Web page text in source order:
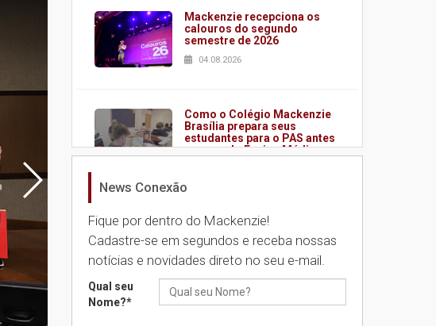
Mackenzie recepciona os
calouros do segundo
semestre de 2026
04.08.2026
Como o Colégio Mackenzie
Brasília prepara seus
estudantes para o PAS antes
mesmo do Ensino Médio
Como os pais podem investir
na educação dos filhos além
da escola
04.08.2026
News Conexão
Fique por dentro do Mackenzie!
Cadastre-se em segundos e receba nossas
notícias e novidades direto no seu e-mail.
Qual seu
Nome?*